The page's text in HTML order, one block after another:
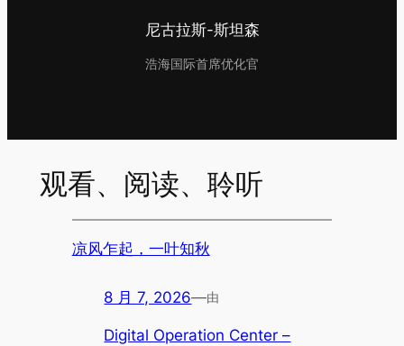
尼古拉斯-斯坦森
浩海国际首席优化官
观看、阅读、聆听
凉风乍起，一叶知秋
8 月 7, 2026—由
Digital Operation Center –